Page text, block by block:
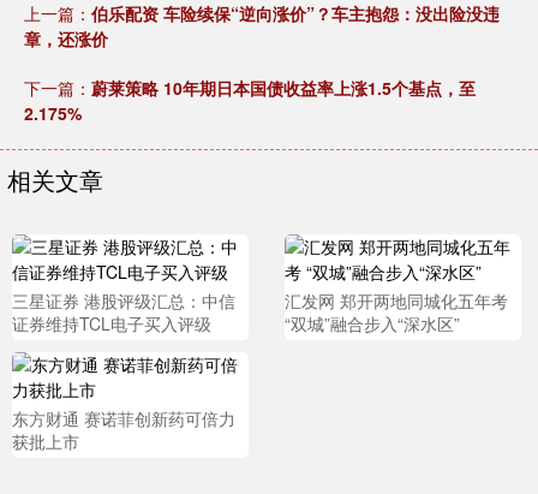
上一篇： 伯乐配资 车险续保“逆向涨价”？车主抱怨：没出险没违
章，还涨价
下一篇： 蔚莱策略 10年期日本国债收益率上涨1.5个基点，至
2.175%
相关文章
三星证券 港股评级汇总：中信
证券维持TCL电子买入评级
汇发网 郑开两地同城化五年考
“双城”融合步入“深水区”
东方财通 赛诺菲创新药可倍力
获批上市